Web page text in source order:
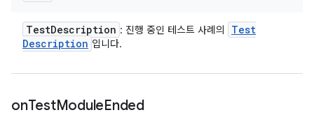
TestDescription : 진행 중인 테스트 사례의
Test
Description 입니다.
onTestModuleEnded